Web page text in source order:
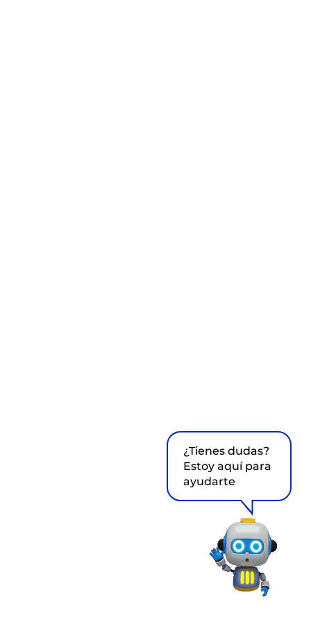
¿Tienes dudas?
Estoy aquí para
ayudarte